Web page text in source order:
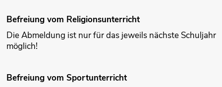
Befreiung vom Religionsunterricht
Die Abmeldung ist nur für das jeweils nächste Schuljahr
möglich!
Befreiung vom Sportunterricht